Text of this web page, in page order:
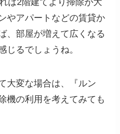
やアパートなどの賃貸か
、部屋が増えて広くなる
じるでしょうね。
大変な場合は、『ルン
機の利用を考えてみても